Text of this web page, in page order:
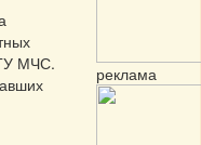
МЧС.
реклама